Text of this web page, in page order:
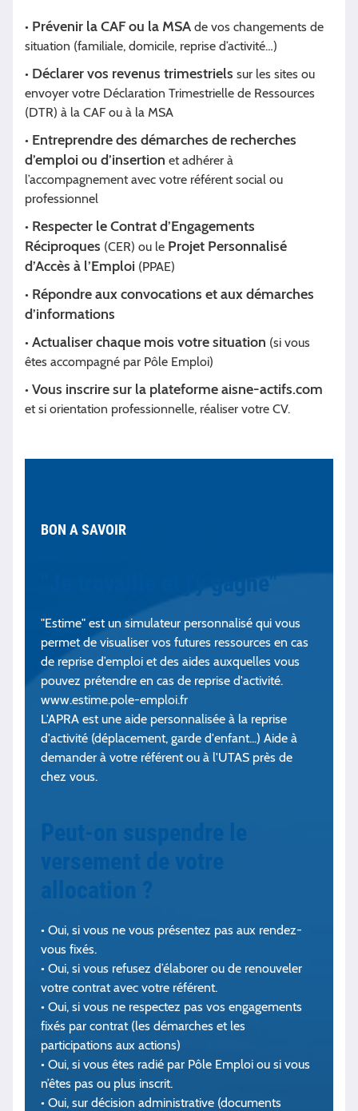
• Prévenir la CAF ou la MSA de vos changements de
situation (familiale, domicile, reprise d’activité…)
• Déclarer vos revenus trimestriels sur les sites ou
envoyer votre Déclaration Trimestrielle de Ressources
(DTR) à la CAF ou à la MSA
• Entreprendre des démarches de recherches
d’emploi ou d’insertion et adhérer à
l’accompagnement avec votre référent social ou
professionnel
• Respecter le Contrat d’Engagements
Réciproques (CER) ou le Projet Personnalisé
d’Accès à l’Emploi (PPAE)
• Répondre aux convocations et aux démarches
d’informations
• Actualiser chaque mois votre situation (si vous
êtes accompagné par Pôle Emploi)
• Vous inscrire sur la plateforme aisne-actifs.com
et si orientation professionnelle, réaliser votre CV.
BON A SAVOIR
"Je travaille et j'y gagne"
"Estime" est un simulateur personnalisé qui vous
permet de visualiser vos futures ressources en cas
de reprise d’emploi et des aides auxquelles vous
pouvez prétendre en cas de reprise d'activité.
www.estime.pole-emploi.fr
L'APRA est une aide personnalisée à la reprise
d'activité (déplacement, garde d'enfant...) Aide à
demander à votre référent ou à l'UTAS près de
chez vous.
Peut-on suspendre le
versement de votre
allocation ?
• Oui, si vous ne vous présentez pas aux rendez-
vous fixés.
• Oui, si vous refusez d’élaborer ou de renouveler
votre contrat avec votre référent.
• Oui, si vous ne respectez pas vos engagements
fixés par contrat (les démarches et les
participations aux actions)
• Oui, si vous êtes radié par Pôle Em­ploi ou si vous
n’êtes pas ou plus inscrit.
• Oui, sur décision administrative (do­cuments